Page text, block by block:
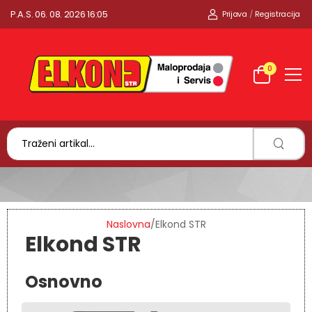
P.A.S. 06. 08. 2026 16:05 Prijava / Registracija
0
Naslovna/Elkond STR
Elkond STR
Osnovno